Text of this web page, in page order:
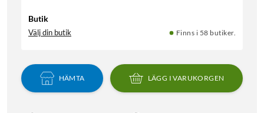
Butik
Välj din butik Finns i 58 butiker.
HÄMTA LÄGG I VARUKORGEN